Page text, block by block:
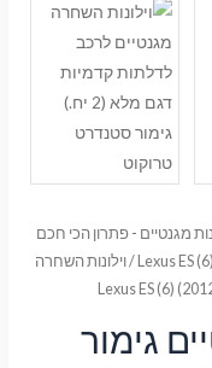
מגנטיים - פתרון הכי חכם
Lexus ES / וילונות השחרה
גימור